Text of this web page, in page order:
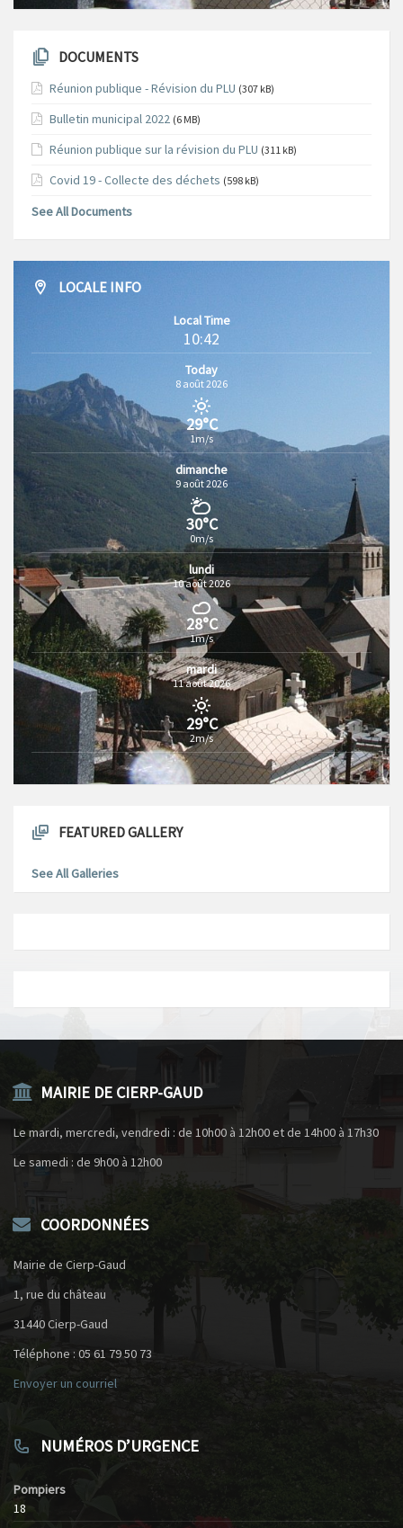
DOCUMENTS
Réunion publique - Révision du PLU (307 kB)
Bulletin municipal 2022 (6 MB)
Réunion publique sur la révision du PLU (311 kB)
Covid 19 - Collecte des déchets (598 kB)
See All Documents
LOCALE INFO
Local Time
10:42
Today
8 août 2026
29°C
1m/s
dimanche
9 août 2026
30°C
0m/s
lundi
10 août 2026
28°C
1m/s
mardi
11 août 2026
29°C
2m/s
FEATURED GALLERY
See All Galleries
MAIRIE DE CIERP-GAUD
Le mardi, mercredi, vendredi : de 10h00 à 12h00 et de 14h00 à 17h30
Le samedi : de 9h00 à 12h00
COORDONNÉES
Mairie de Cierp-Gaud
1, rue du château
31440 Cierp-Gaud
Téléphone : 05 61 79 50 73
Envoyer un courriel
NUMÉROS D’URGENCE
Pompiers
18